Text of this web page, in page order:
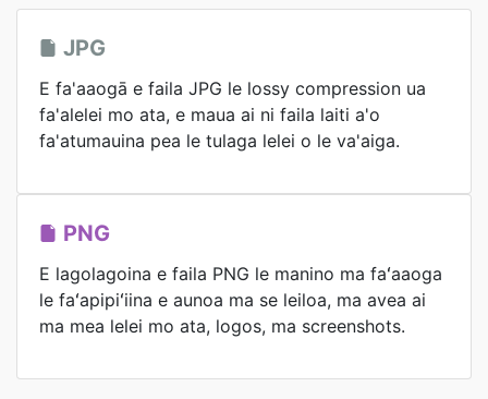
JPG
E fa'aaogā e faila JPG le lossy compression ua
fa'alelei mo ata, e maua ai ni faila laiti a'o
fa'atumauina pea le tulaga lelei o le va'aiga.
PNG
E lagolagoina e faila PNG le manino ma faʻaaoga
le faʻapipiʻiina e aunoa ma se leiloa, ma avea ai
ma mea lelei mo ata, logos, ma screenshots.